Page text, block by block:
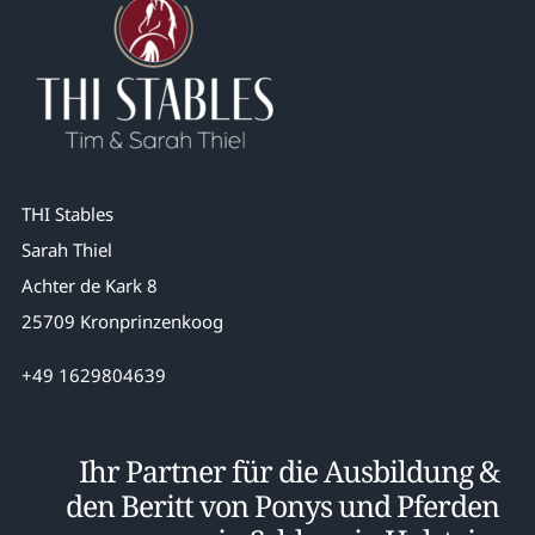
THI Stables
Sarah Thiel
Achter de Kark 8
25709 Kronprinzenkoog
+49 1629804639
Ihr Partner für die Ausbildung &
den Beritt von Ponys und Pferden